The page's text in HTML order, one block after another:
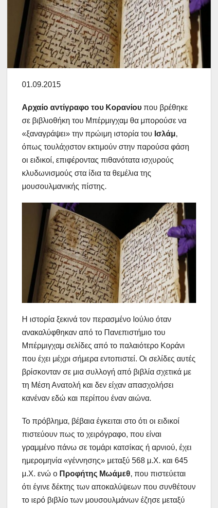
01.09.2015
Αρχαίο αντίγραφο του Κορανίου που βρέθηκε
σε βιβλιοθήκη του Μπέρμιγχαμ θα μπορούσε να
«ξαναγράψει» την πρώιμη ιστορία του Ισλάμ,
όπως τουλάχιστον εκτιμούν στην παρούσα φάση
οι ειδικοί, επιφέροντας πιθανότατα ισχυρούς
κλυδωνισμούς στα ίδια τα θεμέλια της
μουσουλμανικής πίστης.
Η ιστορία ξεκινά τον περασμένο Ιούλιο όταν
ανακαλύφθηκαν από το Πανεπιστήμιο του
Μπέρμιγχαμ σελίδες από το παλαιότερο Κοράνι
που έχει μέχρι σήμερα εντοπιστεί. Οι σελίδες αυτές
βρίσκονταν σε μια συλλογή από βιβλία σχετικά με
τη Μέση Ανατολή και δεν είχαν απασχολήσει
κανέναν εδώ και περίπου έναν αιώνα.
Το πρόβλημα, βέβαια έγκειται στο ότι οι ειδικοί
πιστεύουν πως το χειρόγραφο, που είναι
γραμμένο πάνω σε τομάρι κατσίκας ή αρνιού, έχει
ημερομηνία «γέννησης» μεταξύ 568 μ.Χ. και 645
μ.Χ. ενώ ο Προφήτης Μωάμεθ, που πιστεύεται
ότι έγινε δέκτης των αποκαλύψεων που συνθέτουν
το ιερό βιβλίο των μουσουλμάνων έζησε μεταξύ